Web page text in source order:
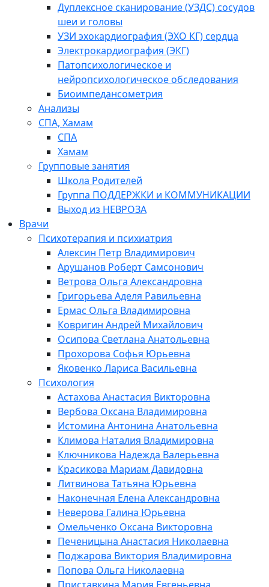
Дуплексное сканирование (УЗДС) сосудов
шеи и головы
УЗИ эхокардиография (ЭХО КГ) сердца
Электрокардиография (ЭКГ)
Патопсихологическое и
нейропсихологическое обследования
Биоимпедансометрия
Анализы
СПА, Хамам
СПА
Хамам
Групповые занятия
Школа Родителей
Группа ПОДДЕРЖКИ и КОММУНИКАЦИИ
Выход из НЕВРОЗА
Врачи
Психотерапия и психиатрия
Алексин Петр Владимирович
Арушанов Роберт Самсонович
Ветрова Ольга Александровна
Григорьева Аделя Равильевна
Ермас Ольга Владимировна
Ковригин Андрей Михайлович
Осипова Светлана Анатольевна
Прохорова Софья Юрьевна
Яковенко Лариса Васильевна
Психология
Астахова Анастасия Викторовна
Вербова Оксана Владимировна
Истомина Антонина Анатольевна
Климова Наталия Владимировна
Ключникова Надежда Валерьевна
Красикова Мариам Давидовна
Литвинова Татьяна Юрьевна
Наконечная Елена Александровна
Неверова Галина Юрьевна
Омельченко Оксана Викторовна
Печеницына Анастасия Николаевна
Поджарова Виктория Владимировна
Попова Ольга Николаевна